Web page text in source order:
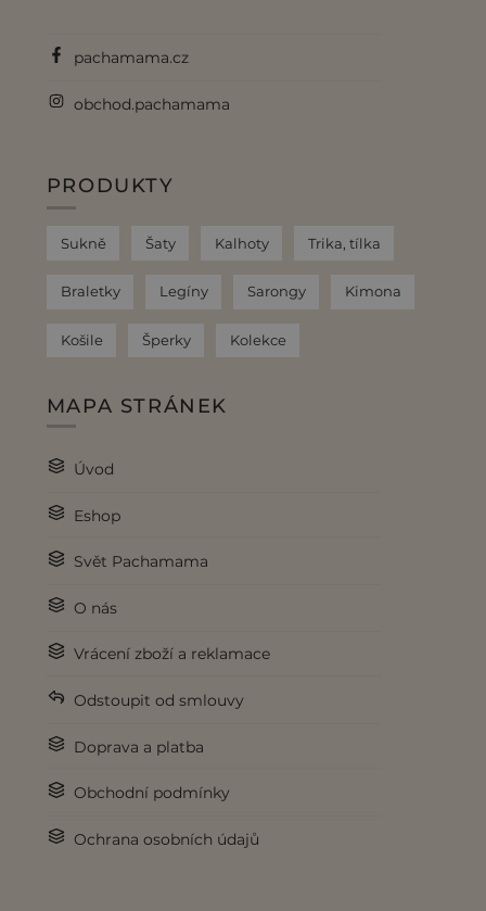
pachamama.cz
obchod.pachamama
PRODUKTY
Sukně Šaty Kalhoty Trika, tílka
Braletky Legíny Sarongy Kimona
Košile Šperky Kolekce
MAPA STRÁNEK
Úvod
Eshop
Svět Pachamama
O nás
Vrácení zboží a reklamace
Odstoupit od smlouvy
Doprava a platba
Obchodní podmínky
Ochrana osobních údajů